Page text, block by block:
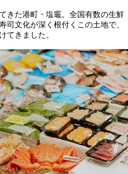
きた港町・塩竈。全国有数の生鮮
司文化が深く根付くこの土地で、
てきました。